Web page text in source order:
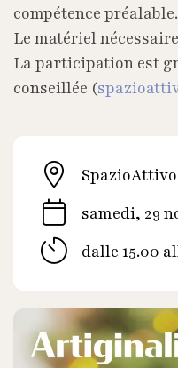
compétence préalable.
Le matériel
La participation est
conseillée (
samedi, 29
dalle 15.00